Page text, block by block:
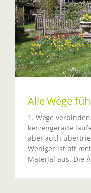
Alle Wege
1. Wege
kerzengerade
aber auch
Weniger ist oft
Material aus. Die